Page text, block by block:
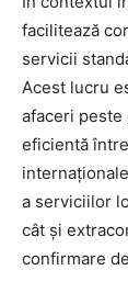
facilitează
servicii
Acest lucru
afaceri peste
eficientă
a serviciilor
cât și
confirmare